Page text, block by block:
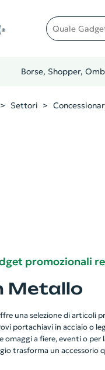
Quale gadget
Borse, Shopper,
Settori
promozionali
Metallo
una selezione di articoli
portachiavi in acciaio o
a fiere, eventi o per
trasforma un